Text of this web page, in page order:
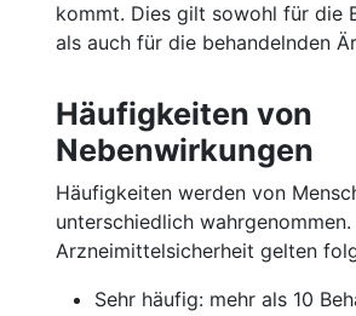
kommt. Dies gilt sowohl für die
als auch für die behandelnden
Häufigkeiten von
Nebenwirkungen
Häufigkeiten werden von
unterschiedlich
Arzneimittelsicherheit gelten
Sehr häufig: mehr als 10